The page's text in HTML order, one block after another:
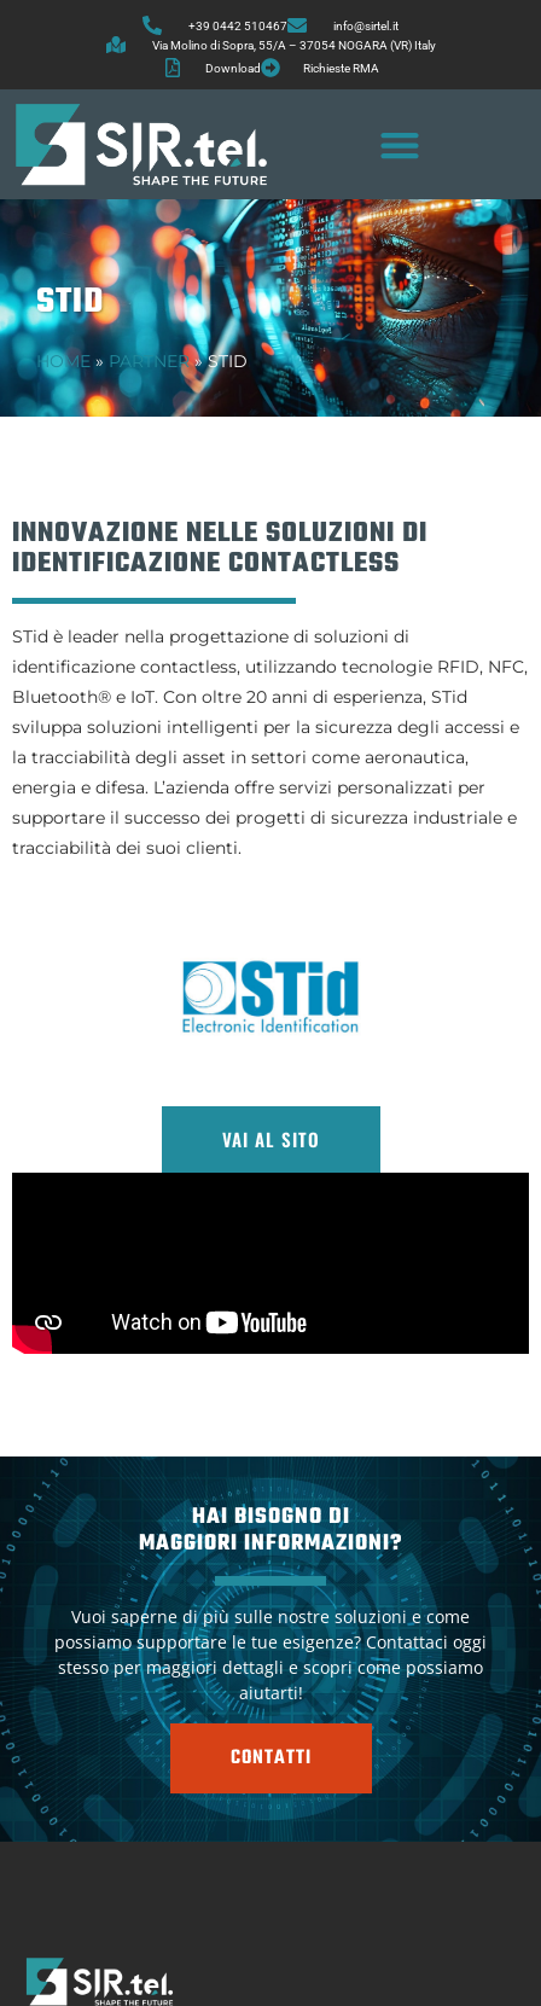
+39 0442 510467
info@sirtel.it
Via Molino di Sopra, 55/A – 37054 NOGARA (VR) Italy
Download
Richieste RMA
STID
HOME» PARTNER»STID
INNOVAZIONE NELLE SOLUZIONI DI
IDENTIFICAZIONE CONTACTLESS
STid è leader nella progettazione di soluzioni di
identificazione contactless, utilizzando tecnologie RFID, NFC,
Bluetooth® e IoT. Con oltre 20 anni di esperienza, STid
sviluppa soluzioni intelligenti per la sicurezza degli accessi e
la tracciabilità degli asset in settori come aeronautica,
energia e difesa. L’azienda offre servizi personalizzati per
supportare il successo dei progetti di sicurezza industriale e
tracciabilità dei suoi clienti.
VAI AL SITO
HAI BISOGNO DI
MAGGIORI INFORMAZIONI?
Vuoi saperne di più sulle nostre soluzioni e come
possiamo supportare le tue esigenze? Contattaci oggi
stesso per maggiori dettagli e scopri come possiamo
aiutarti!
CONTATTI